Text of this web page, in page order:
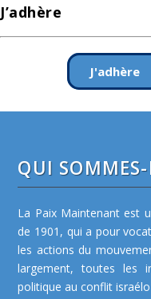
J’adhère
J'adhère
QUI
La Paix Maintenant est
de 1901, qui a pour
les actions du
largement, toutes les
politique au conflit